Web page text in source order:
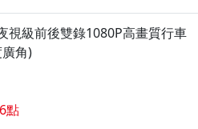
視級前後雙錄1080P高畫質行車
角)
6點